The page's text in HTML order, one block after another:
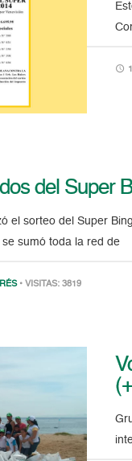
del Super
el sorteo del Super
sumó toda la red de
• VISITAS: 3819